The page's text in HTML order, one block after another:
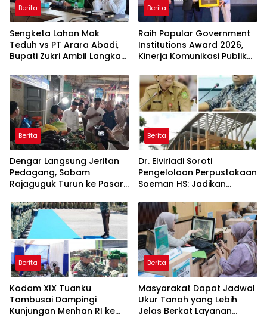
Berita
Sengketa Lahan Mak
Teduh vs PT Arara Abadi,
Bupati Zukri Ambil Langkah
Berita
Raih Popular Government
Institutions Award 2026,
Kinerja Komunikasi Publik
Kembali Diakui
Berita
Dengar Langsung Jeritan
Pedagang, Sabam
Rajaguguk Turun ke Pasar
Berita
Dr. Elviriadi Soroti
Pengelolaan Perpustakaan
Soeman HS: Jadikan
Kawah Candradimuka
Intelektual
Berita
Kodam XIX Tuanku
Tambusai Dampingi
Kunjungan Menhan RI ke
Berita
Masyarakat Dapat Jadwal
Ukur Tanah yang Lebih
Jelas Berkat Layanan